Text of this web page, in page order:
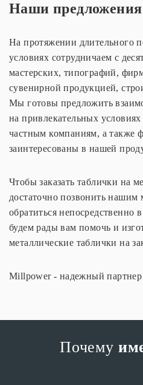
Наши предложения
На протяжении длительного
условиях сотрудничаем с
мастерских, типографий,
сувенирной продукцией,
Мы готовы предложить
на привлекательных
частным компаниям, а также
заинтересованы в нашей
Чтобы заказать таблички на
достаточно позвонить нашим
обратиться
будем рады вам помочь и
металлические таблички на
Millpower - надежный партнер
Почему